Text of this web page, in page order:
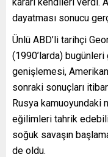
dayatması sonucu
Ünlü ABD’li tarihçi
(1990’larda) bugünleri
genişlemesi,
sonraki sonuçları
Rusya kamuoyundaki
eğilimleri tahrik
soğuk savaşın
de oldu.